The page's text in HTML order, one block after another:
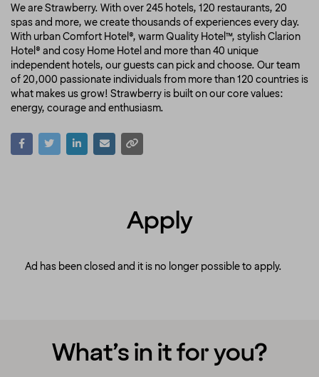
We are Strawberry. With over 245 hotels, 120 restaurants, 20
spas and more, we create thousands of experiences every day.
With urban Comfort Hotel®, warm Quality Hotel™, stylish Clarion
Hotel® and cosy Home Hotel and more than 40 unique
independent hotels, our guests can pick and choose. Our team
of 20,000 passionate individuals from more than 120 countries is
what makes us grow! Strawberry is built on our core values:
energy, courage and enthusiasm.
Apply
Ad has been closed and it is no longer possible to apply.
What’s in it for you?